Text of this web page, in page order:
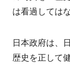
は看過しては
日本政府は、
歴史を正して